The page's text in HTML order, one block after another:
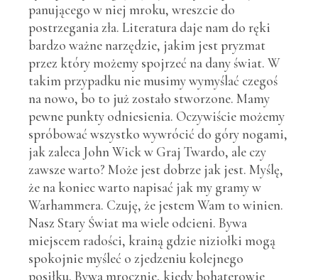
panującego w niej mroku, wreszcie do
postrzegania zła. Literatura daje nam do ręki
bardzo ważne narzędzie, jakim jest pryzmat
przez który możemy spojrzeć na dany świat. W
takim przypadku nie musimy wymyślać czegoś
na nowo, bo to już zostało stworzone. Mamy
pewne punkty odniesienia. Oczywiście możemy
spróbować wszystko wywrócić do góry nogami,
jak zaleca John Wick w Graj Twardo, ale czy
zawsze warto? Może jest dobrze jak jest. Myślę,
że na koniec warto napisać jak my gramy w
Warhammera. Czuję, że jestem Wam to winien.
Nasz Stary Świat ma wiele odcieni. Bywa
miejscem radości, krainą gdzie niziołki mogą
spokojnie myśleć o zjedzeniu kolejnego
posiłku. Bywa mrocznie, kiedy bohaterowie